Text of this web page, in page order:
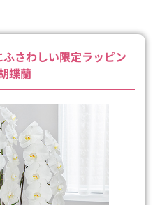
さわしい限定ラッピン
蝶蘭